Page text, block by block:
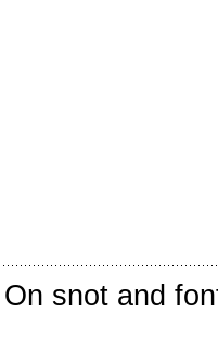
On snot and